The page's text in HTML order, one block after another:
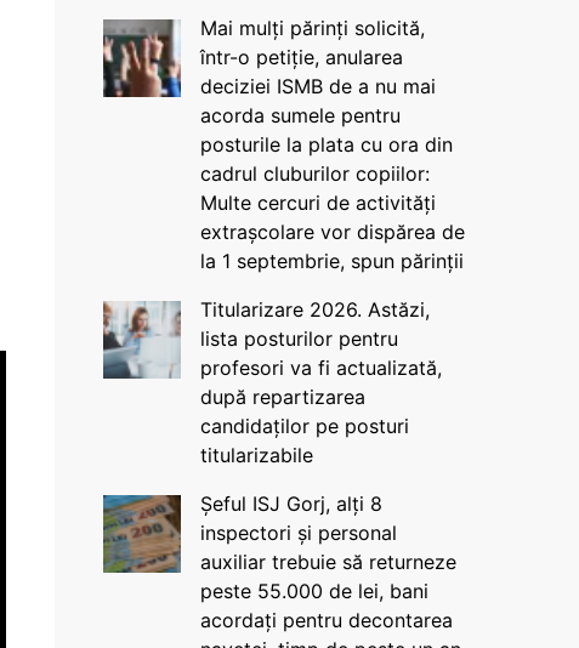
Mai mulți părinți solicită,
într-o petiție, anularea
deciziei ISMB de a nu mai
acorda sumele pentru
posturile la plata cu ora din
cadrul cluburilor copiilor:
Multe cercuri de activități
extrașcolare vor dispărea de
la 1 septembrie, spun părinții
Titularizare 2026. Astăzi,
lista posturilor pentru
profesori va fi actualizată,
după repartizarea
candidaților pe posturi
titularizabile
Șeful ISJ Gorj, alți 8
inspectori și personal
auxiliar trebuie să returneze
peste 55.000 de lei, bani
acordați pentru decontarea